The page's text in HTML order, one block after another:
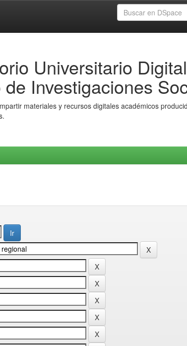
Universitario Digital
de Investigaciones
materiales y recursos digitales académicos